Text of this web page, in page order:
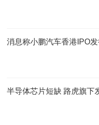
消息称小鹏汽车香港IPO
半导体芯片短缺 路虎旗下